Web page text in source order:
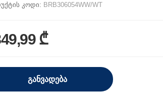
კოდი: BRB306054WW/WT
₾
ᲒᲐᲜᲕᲐᲓᲔᲑᲐ